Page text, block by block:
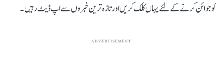
کو جوائن کرنے کے لئے یہاں کلک کریں اور تازہ ترین خبروں سے اپ ڈیٹ رہیں۔
ADVERTISEMENT